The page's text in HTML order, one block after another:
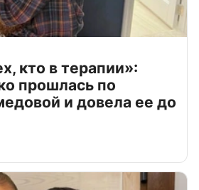
кто в терапии»:
прошлась по
и довела ее до